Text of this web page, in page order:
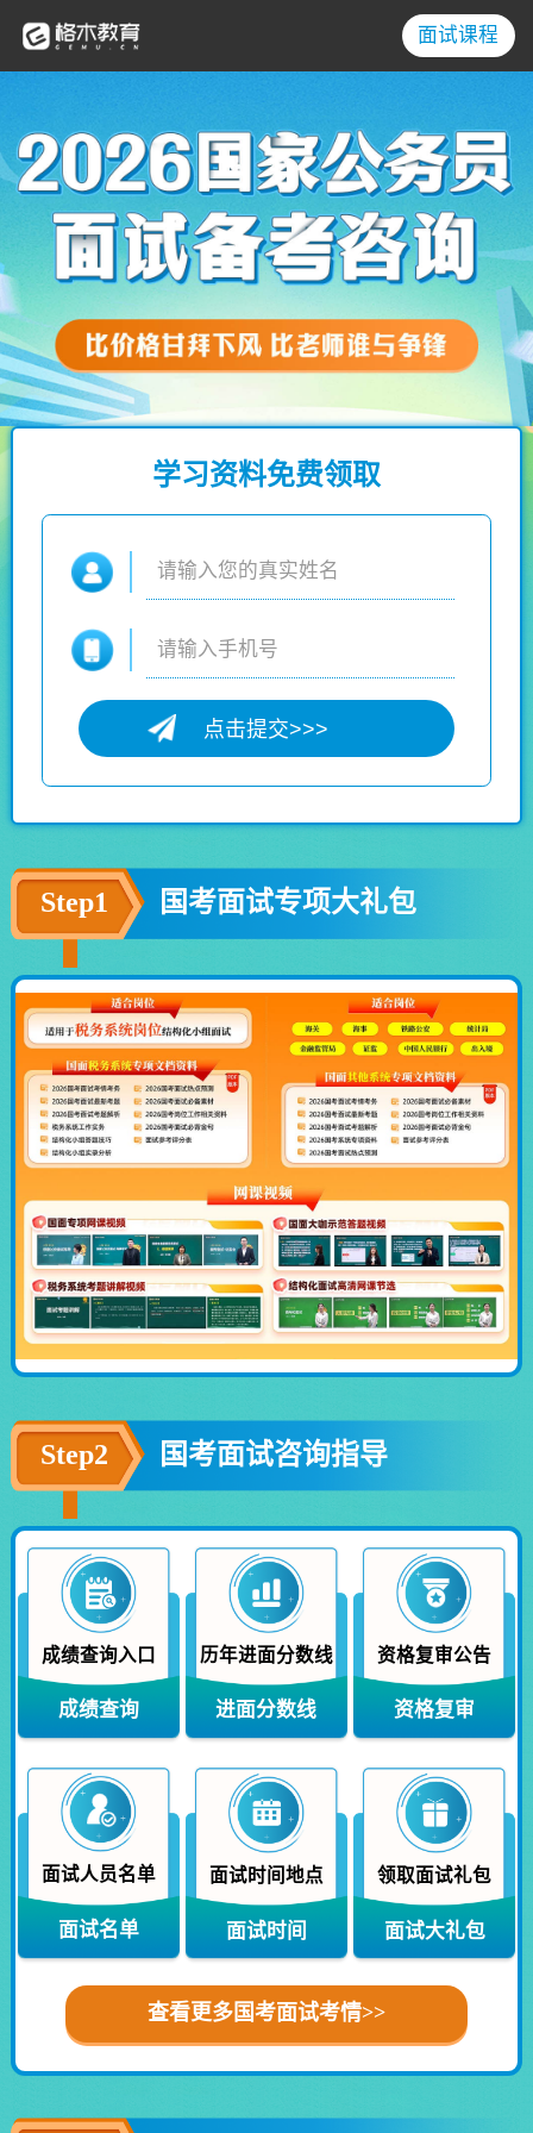
面试课程
学习资料免费领取
Step1 国考面试专项大礼包
Step2 国考面试咨询指导
成绩查询入口
成绩查询
历年进面分数线
进面分数线
资格复审公告
资格复审
面试人员名单
面试名单
面试时间地点
面试时间
领取面试礼包
面试大礼包
查看更多国考面试考情>>